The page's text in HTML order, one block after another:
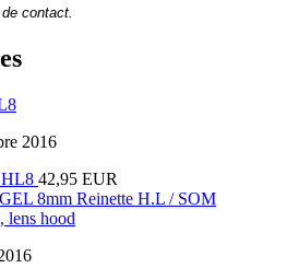
contact.
2016
42,95 EUR
8mm Reinette H.L / SOM
lens hood